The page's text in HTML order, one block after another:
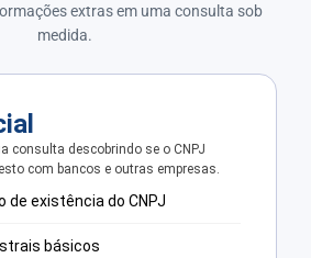
extras em uma consulta sob
medida.
consulta descobrindo se o CNPJ
com bancos e outras empresas.
de existência do CNPJ
básicos